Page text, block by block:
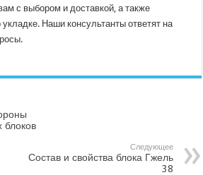
с выбором и доставкой, а также
Наши консультанты ответят на
блоков
Следующее
Состав и свойства блока Гжель
38